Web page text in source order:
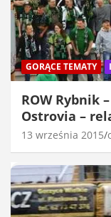
GORĄCE TEMATY
ROW Rybnik
Ostrovia –
13 września 2015